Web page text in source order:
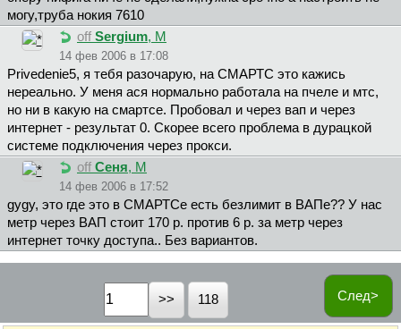
могу,труба нокия 7610
off Sergium, М
14 фев 2006 в 17:08
Privedenie5, я тебя разочарую, на СМАРТС это кажись
нереально. У меня ася нормально работала на пчеле и мтс,
но ни в какую на смартсе. Пробовал и через вап и через
интернет - результат 0. Скорее всего проблема в дурацкой
системе подключения через прокси.
off Сеня, М
14 фев 2006 в 17:52
gygy, это где это в СМАРТСе есть безлимит в ВАПе?? У нас
метр через ВАП стоит 170 р. против 6 р. за метр через
интернет точку доступа.. Без вариантов.
След>
118